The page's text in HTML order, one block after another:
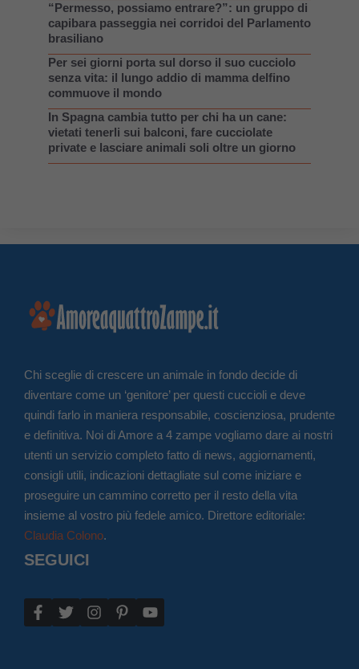
“Permesso, possiamo entrare?”: un gruppo di
capibara passeggia nei corridoi del Parlamento
brasiliano
Per sei giorni porta sul dorso il suo cucciolo
senza vita: il lungo addio di mamma delfino
commuove il mondo
In Spagna cambia tutto per chi ha un cane:
vietati tenerli sui balconi, fare cucciolate
private e lasciare animali soli oltre un giorno
Chi sceglie di crescere un animale in fondo decide di
diventare come un ‘genitore’ per questi cuccioli e deve
quindi farlo in maniera responsabile, coscienziosa, prudente
e definitiva. Noi di Amore a 4 zampe vogliamo dare ai nostri
utenti un servizio completo fatto di news, aggiornamenti,
consigli utili, indicazioni dettagliate sul come iniziare e
proseguire un cammino corretto per il resto della vita
insieme al vostro più fedele amico. Direttore editoriale:
Claudia Colono.
SEGUICI